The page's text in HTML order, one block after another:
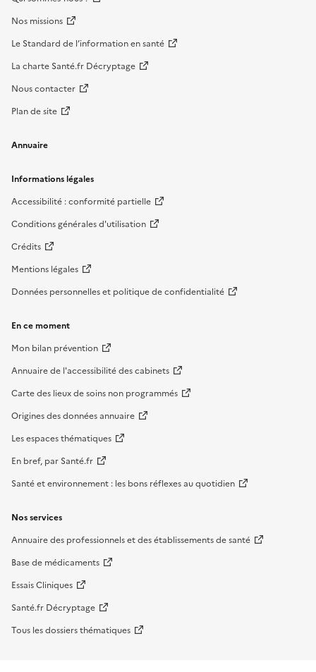
Nos missions
Le Standard de l’information en santé
La charte Santé.fr Décryptage
Nous contacter
Plan de site
Annuaire
Informations légales
Accessibilité : conformité partielle
Conditions générales d'utilisation
Crédits
Mentions légales
Données personnelles et politique de confidentialité
En ce moment
Mon bilan prévention
Annuaire de l'accessibilité des cabinets
Carte des lieux de soins non programmés
Origines des données annuaire
Les espaces thématiques
En bref, par Santé.fr
Santé et environnement : les bons réflexes au quotidien
Nos services
Annuaire des professionnels et des établissements de santé
Base de médicaments
Essais Cliniques
Santé.fr Décryptage
Tous les dossiers thématiques